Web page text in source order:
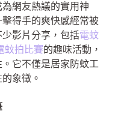
網友熱議的實用神
得手的爽快感經常被
影片分享，包括電蚊
蚊拍比賽的趣味活動，
它不僅是居家防蚊工
象徵。